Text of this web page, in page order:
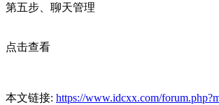
第五步、聊天管理
点击查看
本文链接: https://www.idcxx.com/